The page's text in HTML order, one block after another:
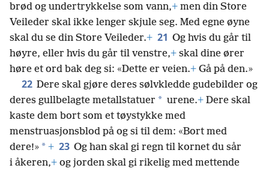
brød og undertrykkelse som vann,+ men din Store
Veileder skal ikke lenger skjule seg. Med egne øyne
skal du se din Store Veileder.+ 21 Og hvis du går til
høyre, eller hvis du går til venstre,+ skal dine ører
høre et ord bak deg si: «Dette er veien.+ Gå på den.»
22 Dere skal gjøre deres sølvkledde gudebilder og
deres gullbelagte metallstatuer * urene.+ Dere skal
kaste dem bort som et tøystykke med
menstruasjonsblod på og si til dem: «Bort med
dere!» * + 23 Og han skal gi regn til kornet du sår
i åkeren,+ og jorden skal gi rikelig med mettende